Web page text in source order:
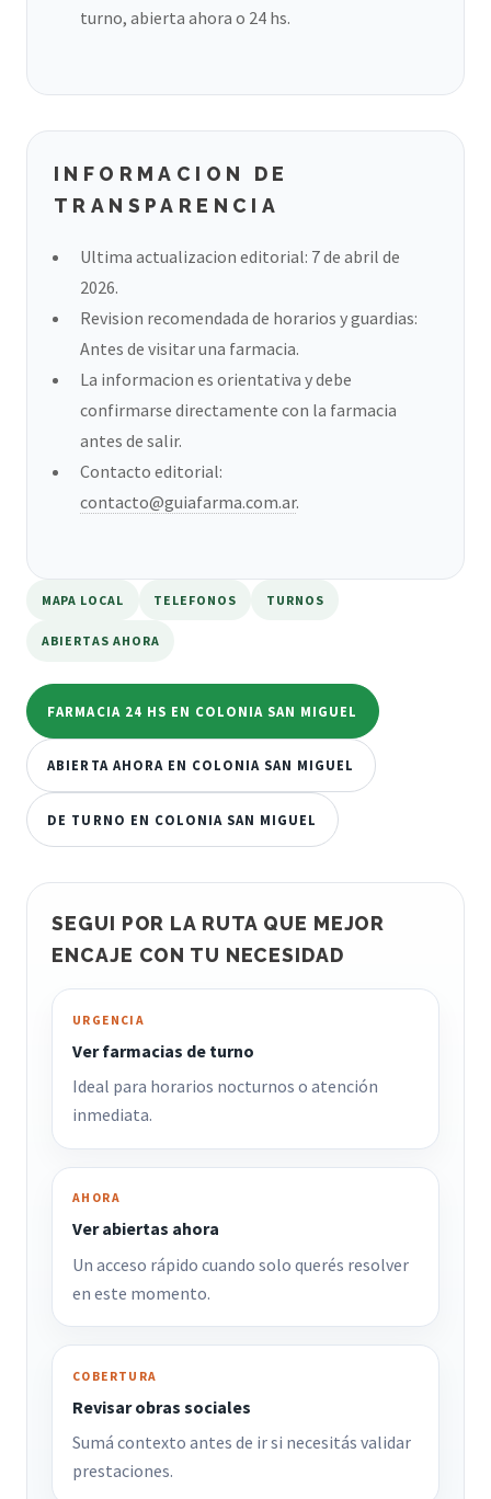
turno, abierta ahora o 24 hs.
INFORMACION DE
TRANSPARENCIA
Ultima actualizacion editorial: 7 de abril de
2026.
Revision recomendada de horarios y guardias:
Antes de visitar una farmacia.
La informacion es orientativa y debe
confirmarse directamente con la farmacia
antes de salir.
Contacto editorial:
contacto@guiafarma.com.ar.
MAPA LOCAL TELEFONOS TURNOS
ABIERTAS AHORA
FARMACIA 24 HS EN COLONIA SAN MIGUEL
ABIERTA AHORA EN COLONIA SAN MIGUEL
DE TURNO EN COLONIA SAN MIGUEL
SEGUI POR LA RUTA QUE MEJOR
ENCAJE CON TU NECESIDAD
URGENCIA
Ver farmacias de turno
Ideal para horarios nocturnos o atención
inmediata.
AHORA
Ver abiertas ahora
Un acceso rápido cuando solo querés resolver
en este momento.
COBERTURA
Revisar obras sociales
Sumá contexto antes de ir si necesitás validar
prestaciones.